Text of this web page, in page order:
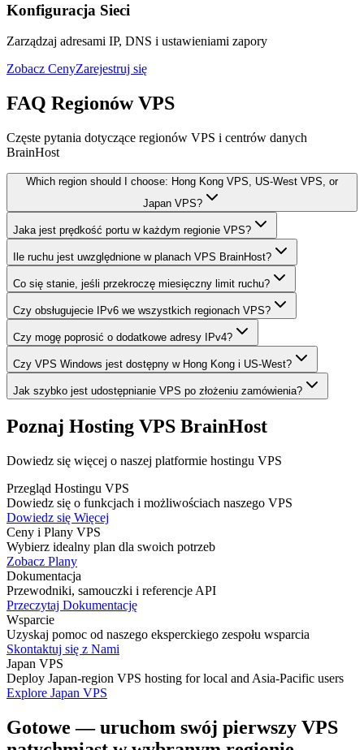
Konfiguracja Sieci
Zarządzaj adresami IP, DNS i ustawieniami zapory
Zobacz CenyZarejestruj się
FAQ Regionów VPS
Częste pytania dotyczące regionów VPS i centrów danych
BrainHost
Which region should I choose: Hong Kong VPS, US-West VPS, or
Japan VPS?
Jaka jest prędkość portu w każdym regionie VPS?
Ile ruchu jest uwzględnione w planach VPS BrainHost?
Co się stanie, jeśli przekroczę miesięczny limit ruchu?
Czy obsługujecie IPv6 we wszystkich regionach VPS?
Czy mogę poprosić o dodatkowe adresy IPv4?
Czy VPS Windows jest dostępny w Hong Kong i US-West?
Jak szybko jest udostępnianie VPS po złożeniu zamówienia?
Poznaj Hosting VPS BrainHost
Dowiedz się więcej o naszej platformie hostingu VPS
Przegląd Hostingu VPS
Dowiedz się o funkcjach i możliwościach naszego VPS
Dowiedz się Więcej
Ceny i Plany VPS
Wybierz idealny plan dla swoich potrzeb
Zobacz Plany
Dokumentacja
Przewodniki, samouczki i referencje API
Przeczytaj Dokumentację
Wsparcie
Uzyskaj pomoc od naszego eksperckiego zespołu wsparcia
Skontaktuj się z Nami
Japan VPS
Deploy Japan-region VPS hosting for local and Asia-Pacific users
Explore Japan VPS
Gotowe — uruchom swój pierwszy VPS